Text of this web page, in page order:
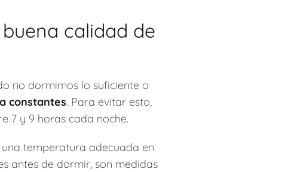
calidad de
no dormimos lo suficiente o
constantes. Para evitar esto,
7 y 9 horas cada noche.
una temperatura adecuada en
antes de dormir, son medidas